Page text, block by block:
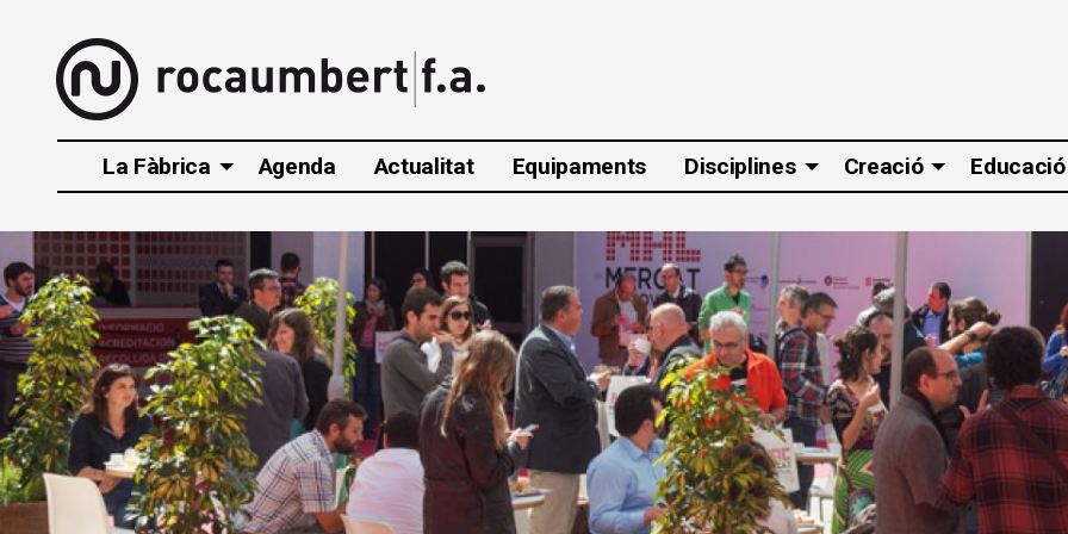
La Fàbrica Agenda Actualitat Equipaments Disciplines Creació Educació